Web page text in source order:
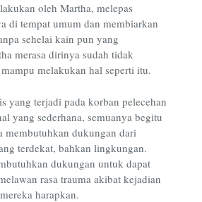
oleh Martha, melepas
di tempat umum dan membiarkan
sehelai kain pun yang
merasa dirinya sudah tidak
melakukan hal seperti itu.
yang terjadi pada korban pelecehan
yang sederhana, semuanya begitu
membutuhkan dukungan dari
terdekat, bahkan lingkungan.
dukungan untuk dapat
rasa trauma akibat kejadian
harapkan.